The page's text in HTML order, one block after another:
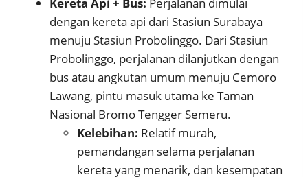
Kereta Api + Bus: Perjalanan dimulai
dengan kereta api dari Stasiun Surabaya
menuju Stasiun Probolinggo. Dari Stasiun
Probolinggo, perjalanan dilanjutkan dengan
bus atau angkutan umum menuju Cemoro
Lawang, pintu masuk utama ke Taman
Nasional Bromo Tengger Semeru.
Kelebihan: Relatif murah,
pemandangan selama perjalanan
kereta yang menarik, dan kesempatan